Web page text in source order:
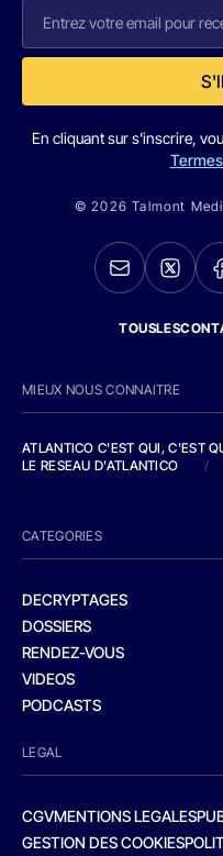
En cliquant sur s'inscrire,
© 2026 Talmont
MIEUX NOUS CONNAITRE
ATLANTICO C'EST QUI, C'EST
LE RESEAU D'ATLANTICO
/
CATEGORIES
DECRYPTAGES
DOSSIERS
RENDEZ-VOUS
VIDEOS
PODCASTS
LEGAL
CGVMENTIONS LEGALES
GESTION DES COOKIES